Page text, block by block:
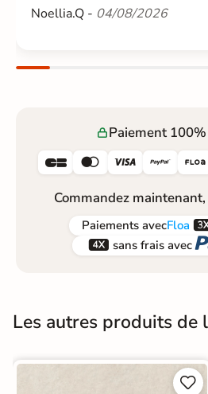
Noellia.Q - 04/08/2026
Paiement
    
Commandez
Paiements avecFloa
 sans frais avec
Les autres produits de

